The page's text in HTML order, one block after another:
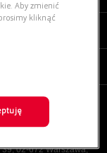
02-672 Warszawa,
Aby zmienić
kliknąć